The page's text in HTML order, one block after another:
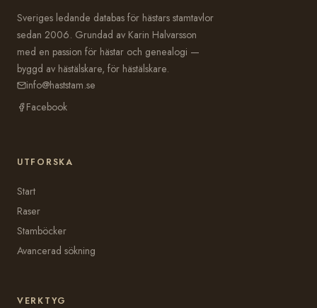
Sveriges ledande databas för hästars stamtavlor
sedan 2006. Grundad av Karin Halvarsson
med en passion för hästar och genealogi —
byggd av hästälskare, för hästälskare.
info@haststam.se
Facebook
UTFORSKA
Start
Raser
Stamböcker
Avancerad sökning
VERKTYG